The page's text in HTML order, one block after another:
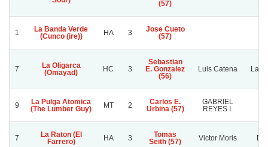
(57)
1
La Banda Verde
(Cunco (ire))
HA 3
Jose Cueto
(57)
7
La Oligarca
(Omayad)
HC 3
Sebastian
E. Gonzalez
(56)
Luis Catena La
9
La Pulga Atomica
(The Lumber Guy)
MT 2
Carlos E.
Urbina (57)
GABRIEL
REYES I.
7
La Raton (El
Farrero)
HA 3
Tomas
Seith (57)
Victor Moris